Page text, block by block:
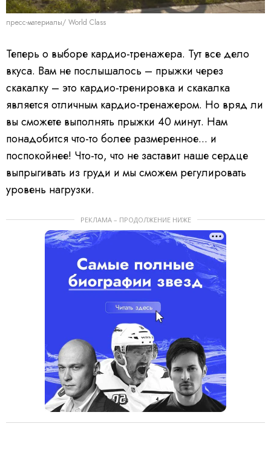
пресс-материалы/ World Class
Теперь о выборе кардио-тренажера. Тут все дело
вкуса. Вам не послышалось – прыжки через
скакалку – это кардио-тренировка и скакалка
является отличным кардио-тренажером. Но вряд ли
вы сможете выполнять прыжки 40 минут. Нам
понадобится что-то более размеренное... и
поспокойнее! Что-то, что не заставит наше сердце
выпрыгивать из груди и мы сможем регулировать
уровень нагрузки.
РЕКЛАМА – ПРОДОЛЖЕНИЕ НИЖЕ